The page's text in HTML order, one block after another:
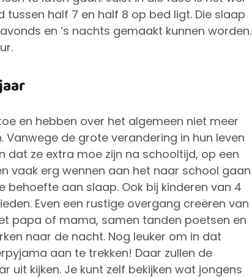
half 7 en half 8 op bed ligt. Die slaap
en ’s nachts gemaakt kunnen worden.
en hebben over het algemeen niet meer
Vanwege de grote verandering in hun leven
dat ze extra moe zijn na schooltijd, op een
vaak erg wennen aan het naar school gaan
aan slaap. Ook bij kinderen van 4
Even een rustige overgang creëren van
papa of mama, samen tanden poetsen en
naar de nacht. Nog leuker om in dat
aan te trekken! Daar zullen de
uit kijken. Je kunt zelf bekijken wat jongens